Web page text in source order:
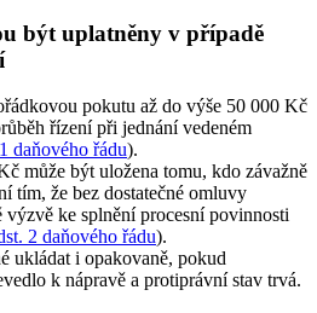
být uplatněny v případě
pokutu až do výše 50 000 Kč
řízení při jednání vedeném
daňového řádu).
může být uložena tomu, kdo závažně
tím, že bez dostatečné omluvy
ke splnění procesní povinnosti
2 daňového řádu).
ukládat i opakovaně, pokud
k nápravě a protiprávní stav trvá.